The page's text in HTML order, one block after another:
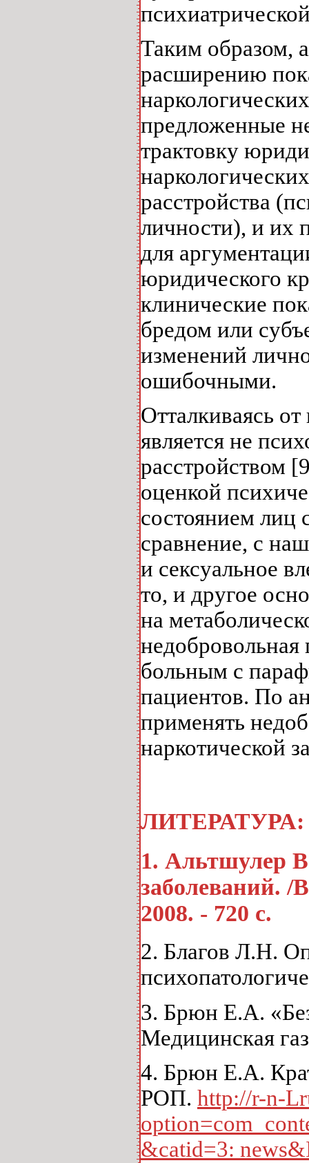
Таким образом,
расширению
предложенные
трактовку
расстройства
личности), и их
для
юридического
клинические
бредом или
изменений
ошибочными.
Отталкиваясь
является не
расстройством
оценкой
состоянием лиц
сравнение, с
и сексуальное
то, и другое
на
больным с
пациентов. По
применять
наркотической
ЛИТЕРАТУРА:
1. Альтшулер
заболеваний. /
2008. - 720 с.
2. Благов Л.Н.
3. Брюн Е.А.
Медицинская
4. Брюн Е.А.
РОП. http://r-n-
&catid=3: